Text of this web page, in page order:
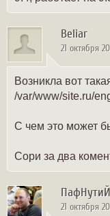
Beliar
21 октября
Возникла вот
/var/www/site.ru/
С чем это может
Сори за два
ПафНутиЙ
21 октября